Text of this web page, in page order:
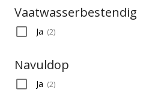
Vaatwasserbestendig
Ja (2)
Navuldop
Ja (2)